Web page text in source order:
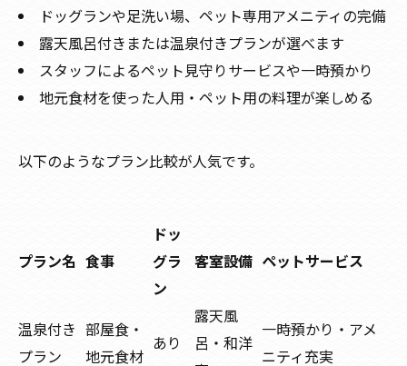
ドッグランや足洗い場、ペット専用アメニティの完備
露天風呂付きまたは温泉付きプランが選べます
スタッフによるペット見守りサービスや一時預かり
地元食材を使った人用・ペット用の料理が楽しめる
以下のようなプラン比較が人気です。
プラン名 食事
ドッ
グラ
ン
客室設備 ペットサービス
温泉付き
プラン
部屋食・
地元食材
あり
露天風
呂・和洋
一時預かり・アメ
ニティ充実